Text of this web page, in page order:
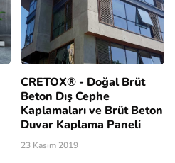
CRETOX® - Doğal Brüt
Beton Dış Cephe
Kaplamaları ve Brüt Beton
Duvar Kaplama Paneli
23 Kasım 2019